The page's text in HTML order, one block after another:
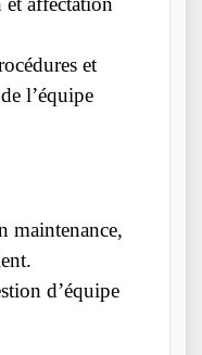
et
l’équipe
maintenance,
d’équipe